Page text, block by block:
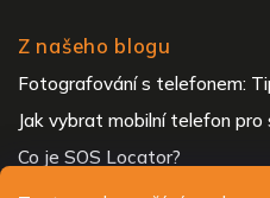
Z našeho blogu
Fotografování s telefonem:
Jak vybrat mobilní telefon pro
Co je SOS Locator?